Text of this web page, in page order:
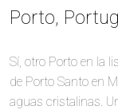
Porto,
Sí, otro Porto en la
de Porto Santo en
aguas cristalinas.